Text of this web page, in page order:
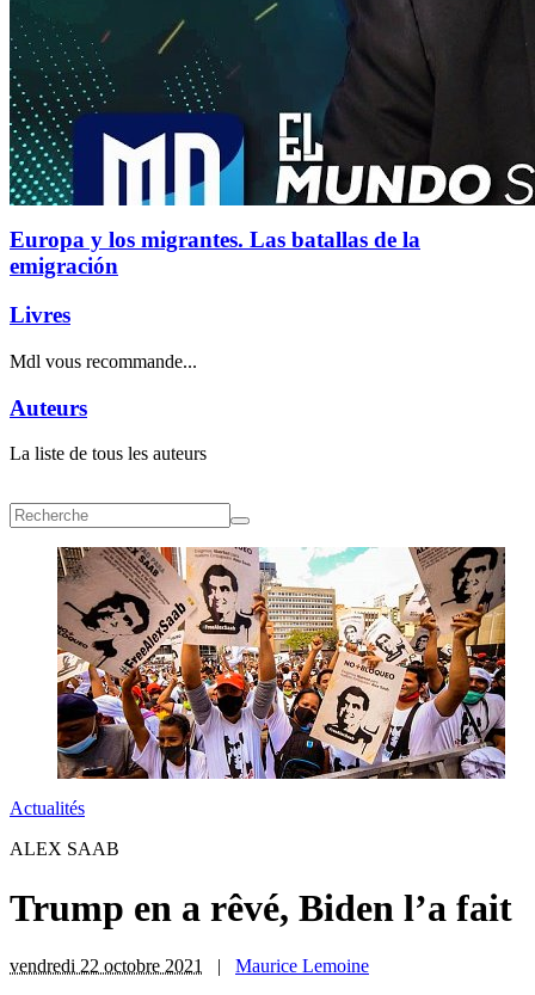
Europa y los migrantes. Las batallas de la
emigración
Livres
Mdl vous recommande...
Auteurs
La liste de tous les auteurs
Actualités
ALEX SAAB
Trump en a rêvé, Biden l’a fait
vendredi 22 octobre 2021 | Maurice Lemoine